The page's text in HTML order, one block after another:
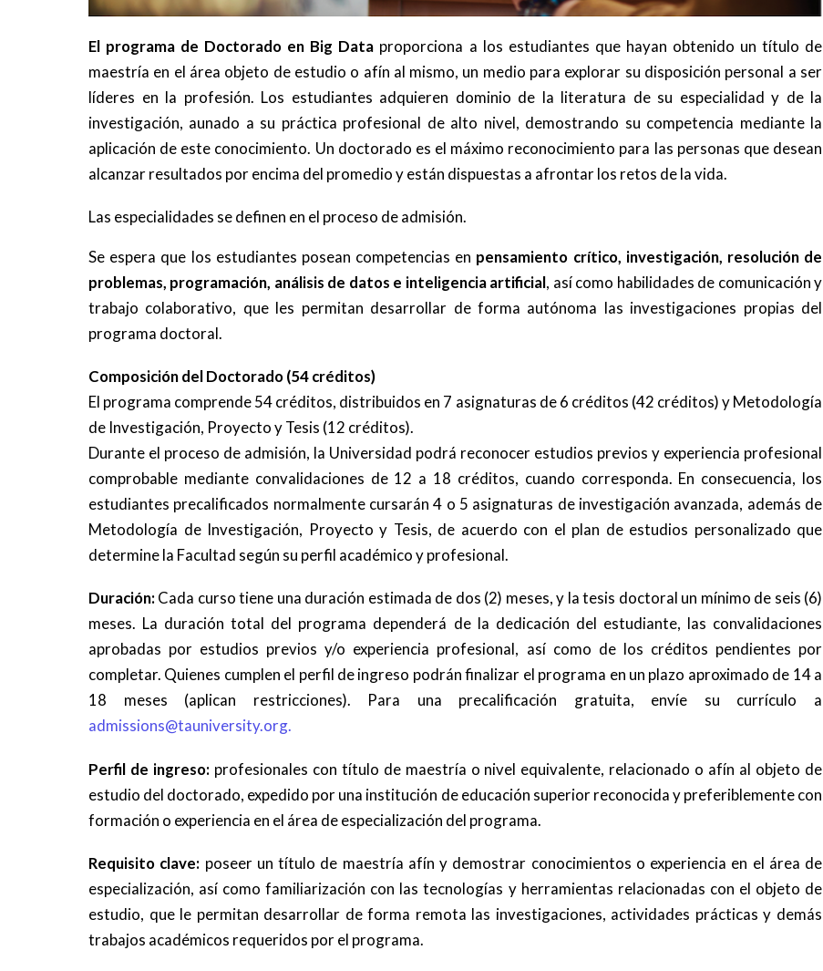
El programa de Doctorado en Big Data proporciona a los estudiantes que hayan obtenido un título de
maestría en el área objeto de estudio o afín al mismo, un medio para explorar su disposición personal a ser
líderes en la profesión. Los estudiantes adquieren dominio de la literatura de su especialidad y de la
investigación, aunado a su práctica profesional de alto nivel, demostrando su competencia mediante la
aplicación de este conocimiento. Un doctorado es el máximo reconocimiento para las personas que desean
alcanzar resultados por encima del promedio y están dispuestas a afrontar los retos de la vida.
Las especialidades se definen en el proceso de admisión.
Se espera que los estudiantes posean competencias en pensamiento crítico, investigación, resolución de
problemas, programación, análisis de datos e inteligencia artificial, así como habilidades de comunicación y
trabajo colaborativo, que les permitan desarrollar de forma autónoma las investigaciones propias del
programa doctoral.
Composición del Doctorado (54 créditos)
El programa comprende 54 créditos, distribuidos en 7 asignaturas de 6 créditos (42 créditos) y Metodología
de Investigación, Proyecto y Tesis (12 créditos).
Durante el proceso de admisión, la Universidad podrá reconocer estudios previos y experiencia profesional
comprobable mediante convalidaciones de 12 a 18 créditos, cuando corresponda. En consecuencia, los
estudiantes precalificados normalmente cursarán 4 o 5 asignaturas de investigación avanzada, además de
Metodología de Investigación, Proyecto y Tesis, de acuerdo con el plan de estudios personalizado que
determine la Facultad según su perfil académico y profesional.
Duración:Cada curso tiene una duración estimada de dos (2) meses, y la tesis doctoral un mínimo de seis (6)
meses. La duración total del programa dependerá de la dedicación del estudiante, las convalidaciones
aprobadas por estudios previos y/o experiencia profesional, así como de los créditos pendientes por
completar. Quienes cumplen el perfil de ingreso podrán finalizar el programa en un plazo aproximado de 14 a
18 meses (aplican restricciones). Para una precalificación gratuita, envíe su currículo a
admissions@tauniversity.org.
Perfil de ingreso:profesionales con título de maestría o nivel equivalente, relacionado o afín al objeto de
estudio del doctorado, expedido por una institución de educación superior reconocida y preferiblemente con
formación o experiencia en el área de especialización del programa.
Requisito clave: poseer un título de maestría afín y demostrar conocimientos o experiencia en el área de
especialización, así como familiarización con las tecnologías y herramientas relacionadas con el objeto de
estudio, que le permitan desarrollar de forma remota las investigaciones, actividades prácticas y demás
trabajos académicos requeridos por el programa.